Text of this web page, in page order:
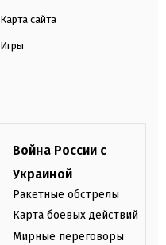
Карта сайта
Игры
Война России с
Украиной
Ракетные обстрелы
Карта боевых действий
Мирные переговоры